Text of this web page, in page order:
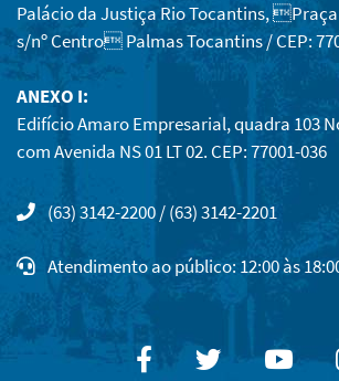
Palácio da Justiça Rio Tocantins, Praça
s/nº Centro Palmas Tocantins / CEP:
ANEXO I:
Edifício Amaro Empresarial, quadra 103
com Avenida NS 01 LT 02. CEP: 77001-036
(63) 3142-2200 / (63) 3142-2201
Atendimento ao público: 12:00 às
FacebookTwitter